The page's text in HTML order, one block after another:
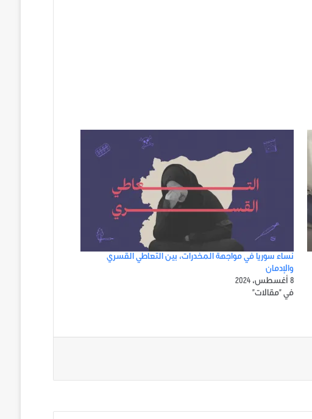
نساء سوريا في مواجهة المخدرات، بين التعاطي القسري
والإدمان
8 أغسطس، 2024
في "مقالات"